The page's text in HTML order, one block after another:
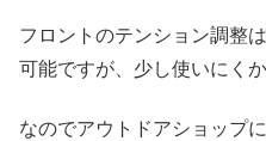
フロントのテンション調整
可能ですが、少し使いにくか
なのでアウトドアショップ